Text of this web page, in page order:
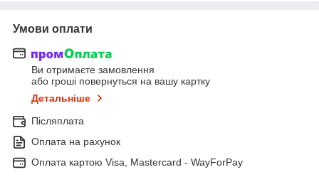
Умови оплати
Ви отримаєте замовлення
або гроші повернуться на вашу картку
Детальніше
Післяплата
Оплата на рахунок
Оплата картою Visa, Mastercard - WayForPay